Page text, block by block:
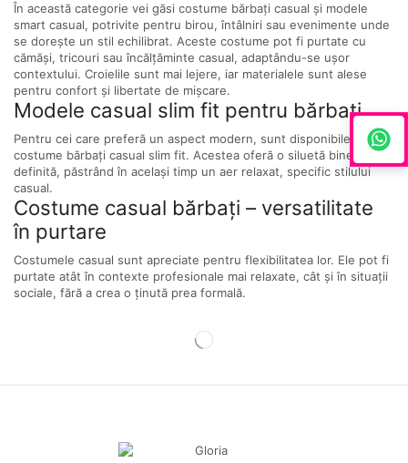
În această categorie vei găsi costume bărbați casual și modele
smart casual, potrivite pentru birou, întâlniri sau evenimente unde
se dorește un stil echilibrat. Aceste costume pot fi purtate cu
cămăși, tricouri sau încălțăminte casual, adaptându-se ușor
contextului. Croielile sunt mai lejere, iar materialele sunt alese
pentru confort și libertate de mișcare.
Modele casual slim fit pentru bărbați
Pentru cei care preferă un aspect modern, sunt disponibile
costume bărbați casual slim fit. Acestea oferă o siluetă bine
definită, păstrând în același timp un aer relaxat, specific stilului
casual.
Costume casual bărbați – versatilitate
în purtare
Costumele casual sunt apreciate pentru flexibilitatea lor. Ele pot fi
purtate atât în contexte profesionale mai relaxate, cât și în situații
sociale, fără a crea o ținută prea formală.